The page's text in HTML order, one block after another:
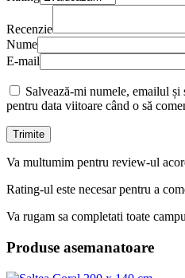
Recenzie
Nume
E-mail
Salvează-mi numele, emailul
pentru data viitoare când o să
Va multumim pentru review-ul
Rating-ul este necesar pentru a
Va rugam sa completati toate
Produse asemanatoare